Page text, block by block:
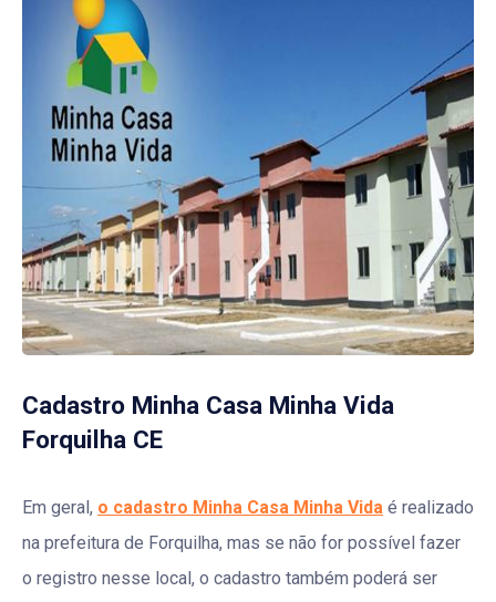
Cadastro Minha Casa Minha Vida
Forquilha CE
Em geral, o cadastro Minha Casa Minha Vida é realizado
na prefeitura de Forquilha, mas se não for possível fazer
o registro nesse local, o cadastro também poderá ser